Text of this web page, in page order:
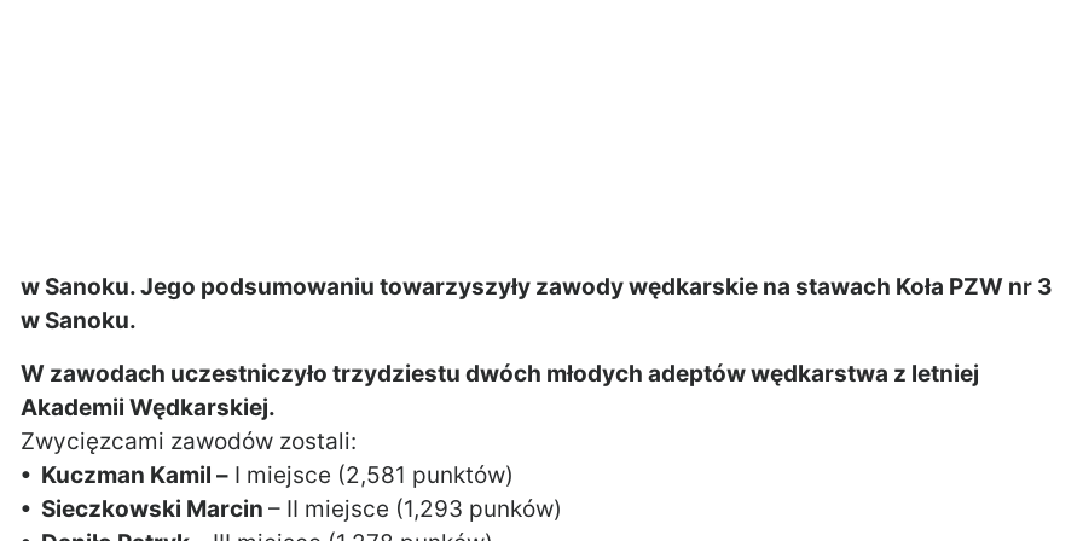
w Sanoku. Jego podsumowaniu towarzyszyły zawody wędkarskie na stawach Koła PZW nr 3
w Sanoku.
W zawodach uczestniczyło trzydziestu dwóch młodych adeptów wędkarstwa z letniej
Akademii Wędkarskiej.
Zwycięzcami zawodów zostali:
• Kuczman Kamil – I miejsce (2,581 punktów)
• Sieczkowski Marcin – II miejsce (1,293 punków)